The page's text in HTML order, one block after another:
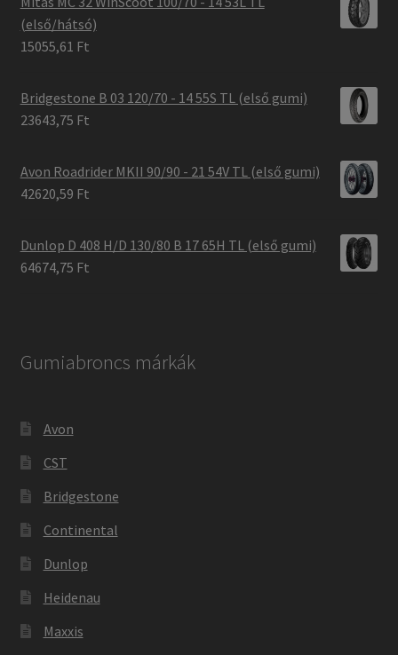
(első/hátsó)
15055,61 Ft
Bridgestone B 03 120/70 - 14 55S TL (első gumi)
23643,75 Ft
Avon Roadrider MKII 90/90 - 21 54V TL (első gumi)
42620,59 Ft
Dunlop D 408 H/D 130/80 B 17 65H TL (első gumi)
64674,75 Ft
Gumiabroncs márkák
Avon
CST
Bridgestone
Continental
Dunlop
Heidenau
Maxxis